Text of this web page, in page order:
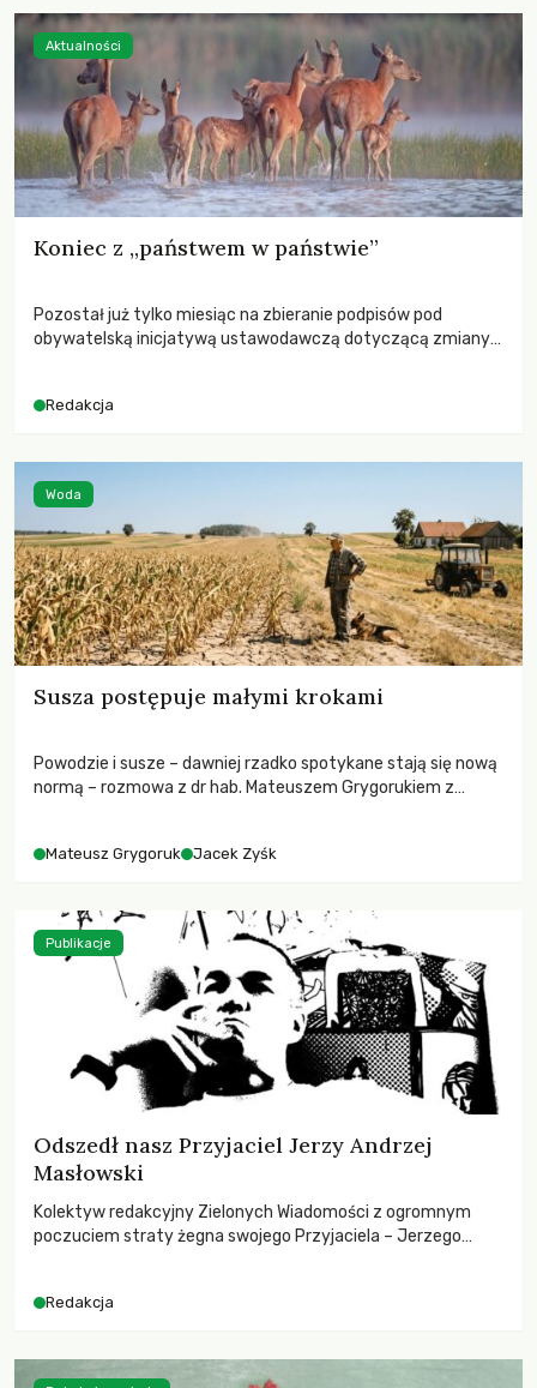
Koniec z „państwem w państwie”
Pozostał już tylko miesiąc na zbieranie podpisów pod
obywatelską inicjatywą ustawodawczą dotyczącą zmiany
niezwykle korzystne rozwiązania dla przyrody i zwierząt,
funkcjonowania łowiectwa w Polsce.
Redakcja
Aktualności
Susza postępuje małymi krokami
Powodzie i susze – dawniej rzadko spotykane stają się nową
normą – rozmowa z dr hab. Mateuszem Grygorukiem z
Mateusz Grygoruk Jacek Zyśk
Woda
Odszedł nasz Przyjaciel Jerzy Andrzej
Masłowski
Kolektyw redakcyjny Zielonych Wiadomości z ogromnym
poczuciem straty żegna swojego Przyjaciela – Jerzego
Redakcja
Publikacje